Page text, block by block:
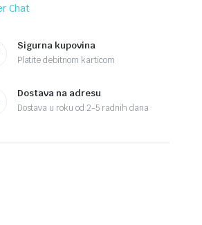
Chat
Sigurna kupovina
Platite debitnom karticom
Dostava na adresu
Dostava u roku od 2-5 radnih dana